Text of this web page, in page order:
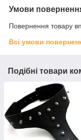
Умови
Повернення товару
Всі умови
Подібні товари